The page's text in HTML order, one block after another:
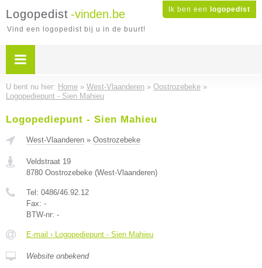
Ik ben een logopedist
Logopedist -vinden.be
Vind een logopedist bij u in de buurt!
U bent nu hier: Home » West-Vlaanderen » Oostrozebeke »
Logopediepunt - Sien Mahieu
Logopediepunt - Sien Mahieu
West-Vlaanderen » Oostrozebeke
Veldstraat 19
8780 Oostrozebeke (West-Vlaanderen)
Tel: 0486/46.92.12
Fax: -
BTW-nr: -
E-mail › Logopediepunt - Sien Mahieu
Website onbekend